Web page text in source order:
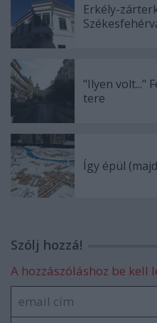
Erkély-
"Ilyen volt..."
tere
Így épül
Szólj hozzá!
A hozzászóláshoz be kell